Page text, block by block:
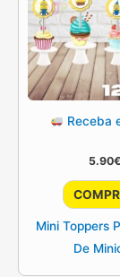
Receba
5.90€
Mini Toppers
De